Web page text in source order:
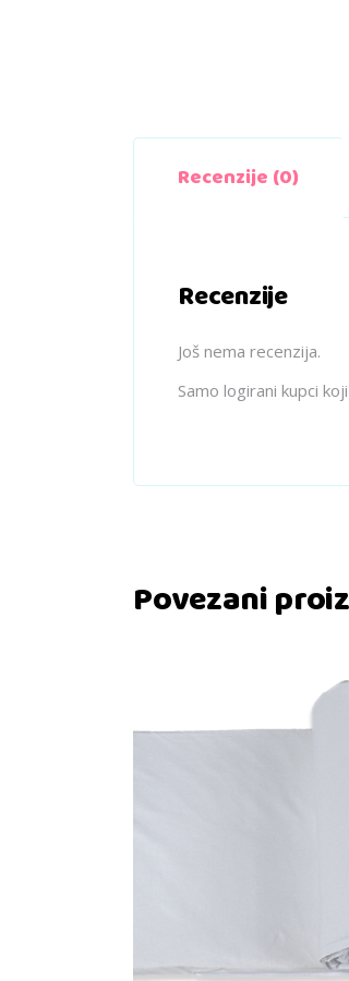
Recenzije (0)
Recenzije
Još nema recenzija.
Samo logirani kupci
Povezani